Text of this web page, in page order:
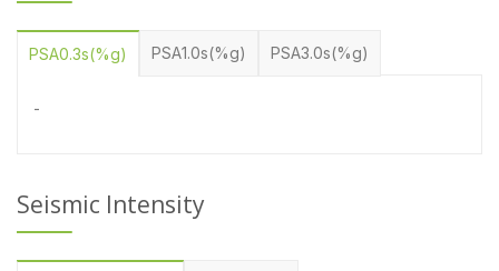
PSA0.3s(%g) PSA1.0s(%g) PSA3.0s(%g)
-
Seismic Intensity